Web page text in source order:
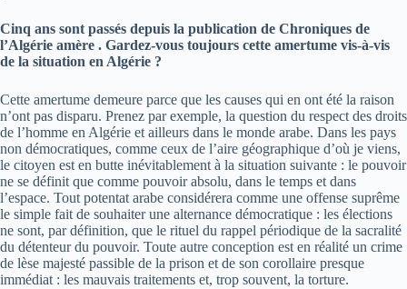
Cinq ans sont passés depuis la publication de Chroniques de
l’Algérie amère . Gardez-vous toujours cette amertume vis-à-vis
de la situation en Algérie ?
Cette amertume demeure parce que les causes qui en ont été la raison
n’ont pas disparu. Prenez par exemple, la question du respect des droits
de l’homme en Algérie et ailleurs dans le monde arabe. Dans les pays
non démocratiques, comme ceux de l’aire géographique d’où je viens,
le citoyen est en butte inévitablement à la situation suivante : le pouvoir
ne se définit que comme pouvoir absolu, dans le temps et dans
l’espace. Tout potentat arabe considérera comme une offense suprême
le simple fait de souhaiter une alternance démocratique : les élections
ne sont, par définition, que le rituel du rappel périodique de la sacralité
du détenteur du pouvoir. Toute autre conception est en réalité un crime
de lèse majesté passible de la prison et de son corollaire presque
immédiat : les mauvais traitements et, trop souvent, la torture.